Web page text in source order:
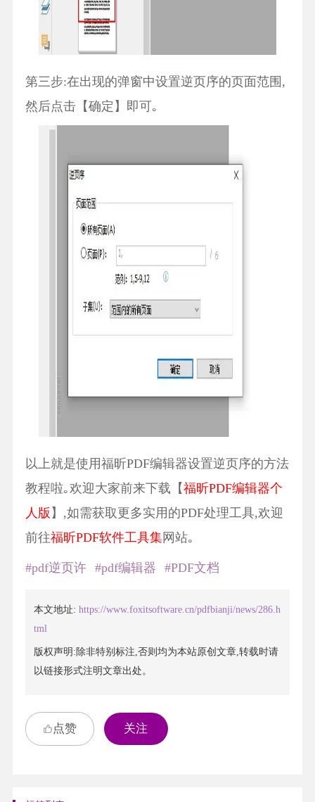
第三步:在出现的弹窗中设置逆页序的页面范围,
然后点击【确定】即可｡
以上就是使用福昕PDF编辑器设置逆页序的方法
教程啦｡欢迎大家前来下载【福昕PDF编辑器个
人版 】,如需获取更多实用的PDF处理工具,欢迎
前往福昕PDF软件工具集网站｡
#pdf逆页许 #pdf编辑器 #PDF文档
本文地址: https://www.foxitsoftware.cn/pdfbianji/news/286.h
tml
版权声明:除非特别标注,否则均为本站原创文章,转载时请
以链接形式注明文章出处。
点赞 关注